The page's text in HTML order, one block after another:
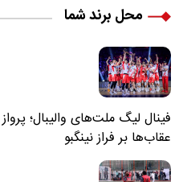
محل برند شما
فینال لیگ ملت‌های والیبال؛ پرواز
عقاب‌ها بر فراز نینگبو